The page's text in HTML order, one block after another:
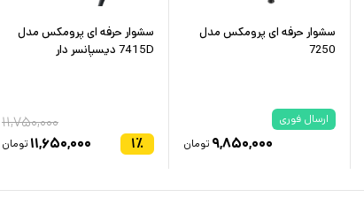
سشوار حرفه ای پرومکس مدل
7250
ارسال فوری
۹,۸۵۰,۰۰۰ تومان
سشوار حرفه ای پرومکس مدل
7415D دیسپانسر دار
۱٪
۱۱,۷۵۰,۰۰۰
۱۱,۶۵۰,۰۰۰ تومان